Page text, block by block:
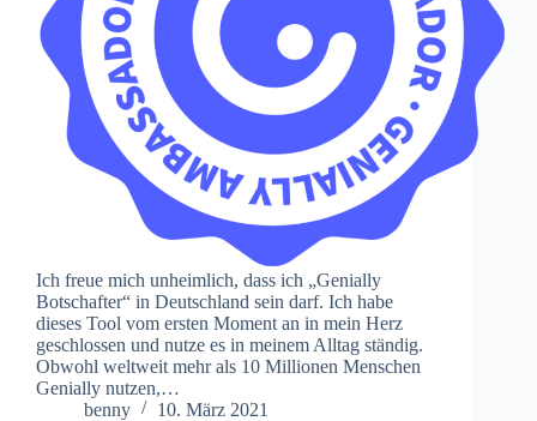
Ich freue mich unheimlich, dass ich „Genially
Botschafter“ in Deutschland sein darf. Ich habe
dieses Tool vom ersten Moment an in mein Herz
geschlossen und nutze es in meinem Alltag ständig.
Obwohl weltweit mehr als 10 Millionen Menschen
Genially nutzen,…
benny
10. März 2021